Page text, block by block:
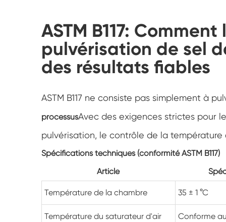
ASTM B117:
pulvérisation de sel
des résultats fiables
ASTM B117 ne consiste pas simplement à
processusAvec des exigences strictes pour
pulvérisation, le contrôle de la
Spécifications techniques (conformité ASTM B117)
Article
Température de la chambre 35 ± 1 °C
Température du saturateur d'air Conforme